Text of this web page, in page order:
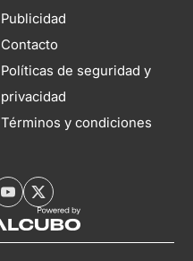
Publicidad
Contacto
Políticas de seguridad y
privacidad
Términos y condiciones